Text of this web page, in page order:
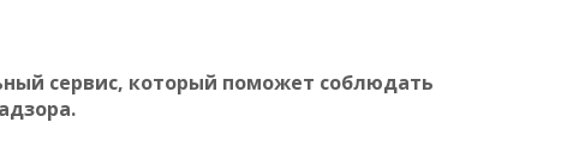
сервис, который поможет соблюдать